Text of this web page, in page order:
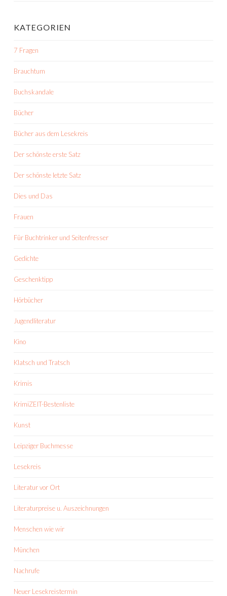
KATEGORIEN
7 Fragen
Brauchtum
Buchskandale
Bücher
Bücher aus dem Lesekreis
Der schönste erste Satz
Der schönste letzte Satz
Dies und Das
Frauen
Für Buchtrinker und Seitenfresser
Gedichte
Geschenktipp
Hörbücher
Jugendliteratur
Kino
Klatsch und Tratsch
Krimis
KrimiZEIT-Bestenliste
Kunst
Leipziger Buchmesse
Lesekreis
Literatur vor Ort
Literaturpreise u. Auszeichnungen
Menschen wie wir
München
Nachrufe
Neuer Lesekreistermin